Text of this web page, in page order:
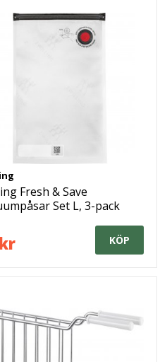
Fresh & Save
Set L, 3-pack
KÖP